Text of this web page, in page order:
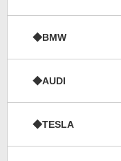
◆BMW
◆AUDI
◆TESLA